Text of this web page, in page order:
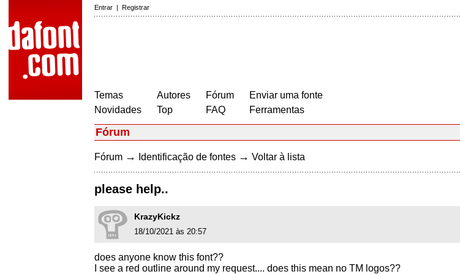
Entrar | Registrar
Temas
Novidades
Autores
Top
Fórum
FAQ
Enviar uma fonte
Ferramentas
Fórum
Fórum → Identificação de fontes → Voltar à lista
please help..
KrazyKickz
18/10/2021 às 20:57
does anyone know this font??
I see a red outline around my request.... does this mean no TM logos??